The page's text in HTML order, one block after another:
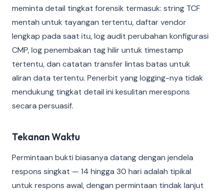
meminta detail tingkat forensik termasuk: string TCF
mentah untuk tayangan tertentu, daftar vendor
lengkap pada saat itu, log audit perubahan konfigurasi
CMP, log penembakan tag hilir untuk timestamp
tertentu, dan catatan transfer lintas batas untuk
aliran data tertentu. Penerbit yang logging-nya tidak
mendukung tingkat detail ini kesulitan merespons
secara persuasif.
Tekanan Waktu
Permintaan bukti biasanya datang dengan jendela
respons singkat — 14 hingga 30 hari adalah tipikal
untuk respons awal, dengan permintaan tindak lanjut